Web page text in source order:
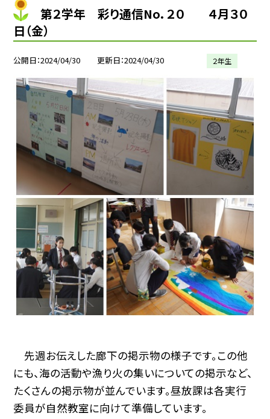
第２学年 彩り通信No．２０ ４月３０
日（金）
公開日 2024/04/30 更新日 2024/04/30 ２年生
先週お伝えした廊下の掲示物の様子です。この他
にも、海の活動や漁り火の集いについての掲示など、
たくさんの掲示物が並んでいます。昼放課は各実行
委員が自然教室に向けて準備しています。